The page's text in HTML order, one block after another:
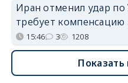
Иран отменил удар по
требует компенсацию
15:46 3 1208
Показать